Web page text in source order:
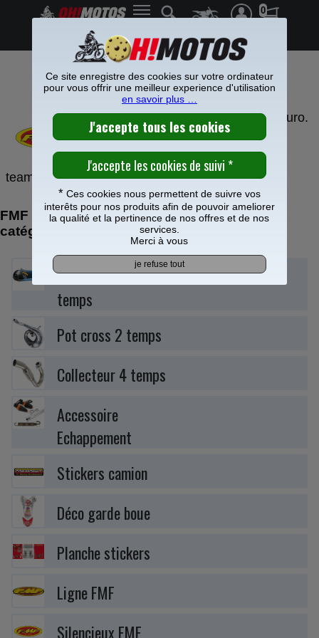
0
Frais de port offerts à partir de 49€
PIECE FMF CROSS
FMF est présent en cross et en enduro.
FMF est réputée pour ses lignes 4
silencieux 2 temps. Les plus grands
teams ont fait appel à cette marque de référence.
FMF : retrouvez vos produits dans nos
catégories
Silencieux cross 4
temps
Pot cross 2 temps
Collecteur 4 temps
Accessoire
Echappement
Stickers camion
Déco garde boue
Planche stickers
Ligne FMF
Silencieux FMF
Ce site enregistre des cookies sur votre ordinateur
pour vous offrir une meilleur experience d'utilisation
en savoir plus …
*Ces cookies nous permettent de suivre vos
interêts pour nos produits afin de pouvoir ameliorer
la qualité et la pertinence de nos offres et de nos
services.
Merci à vous